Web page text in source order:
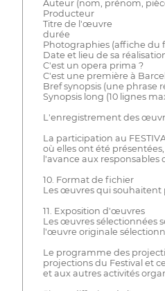
Auteur (nom, prénom,
Producteur
Titre de l'œuvre
durée
Photographies (affiche du
Date et lieu de sa
C'est un opera prima ?
C'est une première à
Bref synopsis (une phrase
Synopsis long (10 lignes
L'enregistrement des
La participation au
où elles ont été
l'avance aux responsables
10. Format de fichier
Les œuvres qui souhaitent
11. Exposition d'œuvres
Les œuvres sélectionnées
l'œuvre originale
Le programme des
projections du Festival et
et aux autres activités